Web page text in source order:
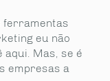
ferramentas
eu não
aqui. Mas, se é
empresas a